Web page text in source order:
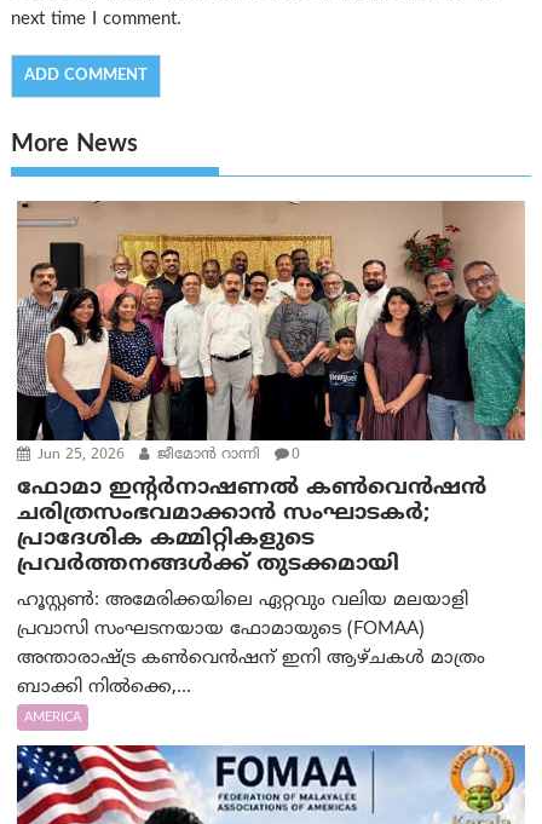
next time I comment.
More News
Jun 25, 2026 ജീമോൻ റാന്നി 0
ഫോമാ ഇന്റർനാഷണൽ കൺവെൻഷൻ
ചരിത്രസംഭവമാക്കാൻ സംഘാടകർ;
പ്രാദേശിക കമ്മിറ്റികളുടെ
പ്രവർത്തനങ്ങൾക്ക് തുടക്കമായി
ഹൂസ്റ്റൺ: അമേരിക്കയിലെ ഏറ്റവും വലിയ മലയാളി
പ്രവാസി സംഘടനയായ ഫോമായുടെ (FOMAA)
അന്താരാഷ്ട്ര കൺവെൻഷന് ഇനി ആഴ്ചകൾ മാത്രം
ബാക്കി നിൽക്കെ,...
AMERICA